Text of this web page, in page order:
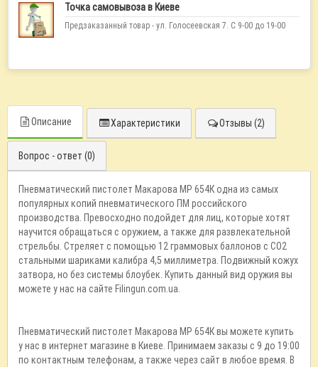
Точка самовывоза в Киеве
Предзаказанный товар - ул. Голосеевская 7. С 9-00 до 19-00
Описание Характеристики Отзывы (2)
Вопрос - ответ (0)
Пневматический пистолет Макарова МР 654К одна из самых
популярных копий пневматического ПМ российского
производства. Превосходно подойдет для лиц, которые хотят
научится обращаться с оружием, а также для развлекательной
стрельбы. Стреляет с помощью 12 граммовых баллонов с CO2
стальными шариками калибра 4,5 миллиметра. Подвижный кожух
затвора, но без системы блоубек. Купить данный вид оружия вы
можете у нас на сайте Filingun.com.ua.
Пневматический пистолет Макарова МР 654К вы можете купить
у нас в интернет магазине в Киеве. Принимаем заказы с 9 до 19:00
по контактным телефонам, а также через сайт в любое время. В